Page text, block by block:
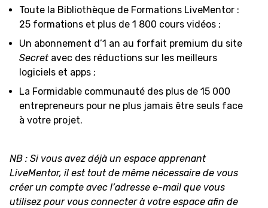
Toute la Bibliothèque de Formations LiveMentor :
25 formations et plus de 1 800 cours vidéos ;
Un abonnement d’1 an au forfait premium du site
Secretavec des réductions sur les meilleurs
logiciels et apps ;
La Formidable communauté des plus de 15 000
entrepreneurs pour ne plus jamais être seuls face
à votre projet.
NB : Si vous avez déjà un espace apprenant
LiveMentor, il est tout de même nécessaire de vous
créer un compte avec l’adresse e-mail que vous
utilisez pour vous connecter à votre espace afin de